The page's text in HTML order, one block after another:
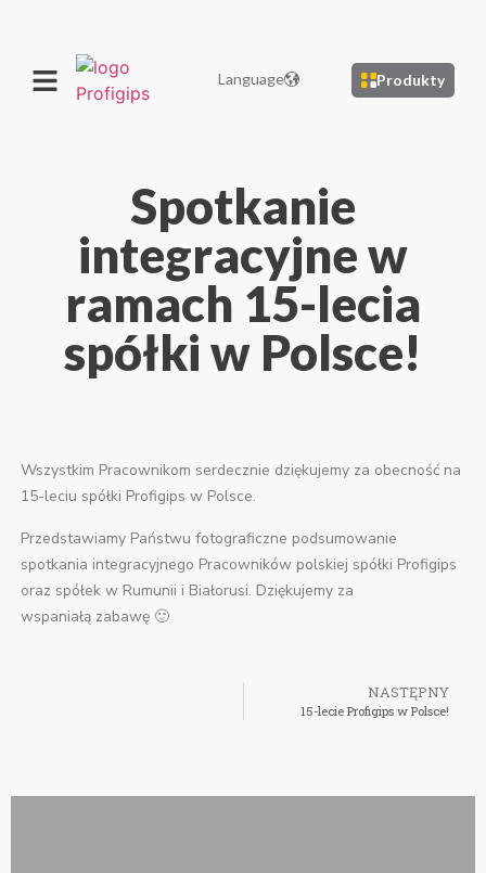
Language Produkty
Spotkanie
integracyjne w
ramach 15-lecia
spółki w Polsce!
Wszystkim Pracownikom serdecznie dziękujemy za obecność na
15-leciu spółki Profigips w Polsce.
Przedstawiamy Państwu fotograficzne podsumowanie
spotkania integracyjnego Pracowników polskiej spółki Profigips
oraz spółek w Rumunii i Białorusi. Dziękujemy za
wspaniałą zabawę 🙂
NASTĘPNY
15-lecie Profigips w Polsce!